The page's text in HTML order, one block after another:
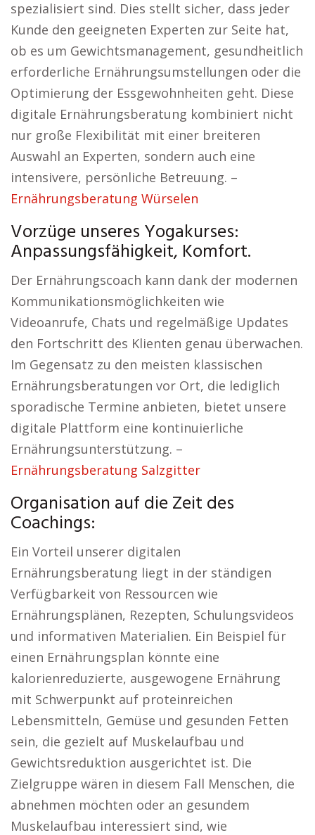
spezialisiert sind. Dies stellt sicher, dass jeder
Kunde den geeigneten Experten zur Seite hat,
ob es um Gewichtsmanagement, gesundheitlich
erforderliche Ernährungsumstellungen oder die
Optimierung der Essgewohnheiten geht. Diese
digitale Ernährungsberatung kombiniert nicht
nur große Flexibilität mit einer breiteren
Auswahl an Experten, sondern auch eine
intensivere, persönliche Betreuung. –
Ernährungsberatung Würselen
Vorzüge unseres Yogakurses:
Anpassungsfähigkeit, Komfort.
Der Ernährungscoach kann dank der modernen
Kommunikationsmöglichkeiten wie
Videoanrufe, Chats und regelmäßige Updates
den Fortschritt des Klienten genau überwachen.
Im Gegensatz zu den meisten klassischen
Ernährungsberatungen vor Ort, die lediglich
sporadische Termine anbieten, bietet unsere
digitale Plattform eine kontinuierliche
Ernährungsunterstützung. –
Ernährungsberatung Salzgitter
Organisation auf die Zeit des
Coachings:
Ein Vorteil unserer digitalen
Ernährungsberatung liegt in der ständigen
Verfügbarkeit von Ressourcen wie
Ernährungsplänen, Rezepten, Schulungsvideos
und informativen Materialien. Ein Beispiel für
einen Ernährungsplan könnte eine
kalorienreduzierte, ausgewogene Ernährung
mit Schwerpunkt auf proteinreichen
Lebensmitteln, Gemüse und gesunden Fetten
sein, die gezielt auf Muskelaufbau und
Gewichtsreduktion ausgerichtet ist. Die
Zielgruppe wären in diesem Fall Menschen, die
abnehmen möchten oder an gesundem
Muskelaufbau interessiert sind, wie